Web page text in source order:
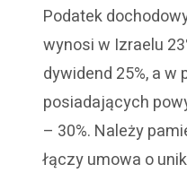
Podatek
wynosi w Izraelu
dywidend 25%, a
posiadających
– 30%. Należy
łączy umowa o